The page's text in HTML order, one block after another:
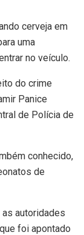
cerveja em
uma
no veículo.
do crime
Panice
de Polícia de
conhecido,
de
autoridades
foi apontado